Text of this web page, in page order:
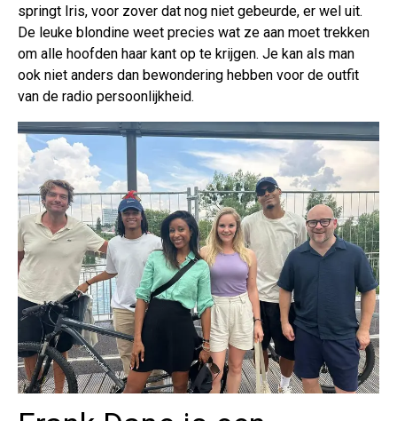
springt Iris, voor zover dat nog niet gebeurde, er wel uit.
De leuke blondine weet precies wat ze aan moet trekken
om alle hoofden haar kant op te krijgen. Je kan als man
ook niet anders dan bewondering hebben voor de outfit
van de radio persoonlijkheid.